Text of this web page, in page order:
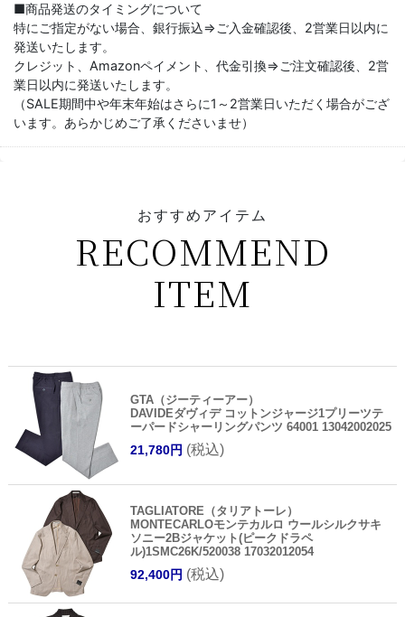
■商品発送のタイミングについて
特にご指定がない場合、銀行振込⇒ご入金確認後、2営業日以内に
発送いたします。
クレジット、Amazonペイメント、代金引換⇒ご注文確認後、2営
業日以内に発送いたします。
（SALE期間中や年末年始はさらに1～2営業日いただく場合がござ
います。あらかじめご了承くださいませ）
おすすめアイテム
RECOMMEND
ITEM
GTA（ジーティーアー）
DAVIDEダヴィデ コットンジャージ1プリーツテ
ーパードシャーリングパンツ 64001 13042002025
21,780円 (税込)
TAGLIATORE（タリアトーレ）
MONTECARLOモンテカルロ ウールシルクサキ
ソニー2Bジャケット(ピークドラペ
ル)1SMC26K/520038 17032012054
92,400円 (税込)